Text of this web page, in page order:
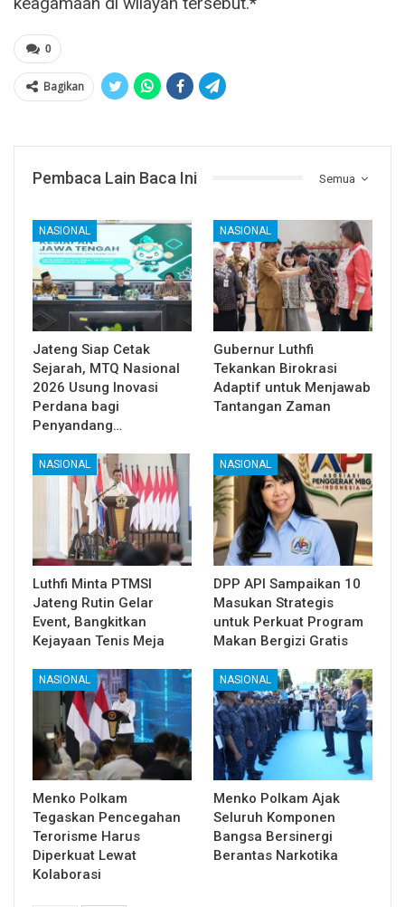
0
Bagikan
Semua
Pembaca Lain Baca Ini
NASIONAL
Jateng Siap Cetak
Sejarah, MTQ Nasional
2026 Usung Inovasi
Perdana bagi
Penyandang…
NASIONAL
Gubernur Luthfi
Tekankan Birokrasi
Adaptif untuk Menjawab
Tantangan Zaman
NASIONAL
Luthfi Minta PTMSI
Jateng Rutin Gelar
Event, Bangkitkan
Kejayaan Tenis Meja
NASIONAL
DPP API Sampaikan 10
Masukan Strategis
untuk Perkuat Program
Makan Bergizi Gratis
NASIONAL
Menko Polkam
Tegaskan Pencegahan
Terorisme Harus
Diperkuat Lewat
Kolaborasi
NASIONAL
Menko Polkam Ajak
Seluruh Komponen
Bangsa Bersinergi
Berantas Narkotika